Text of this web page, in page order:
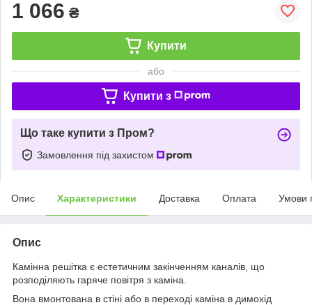
1 066 ₴
Купити
або
Купити з
Що таке купити з Пром?
Замовлення під захистом
Опис Характеристики Доставка Оплата Умови
Опис
Камінна решітка є естетичним закінченням каналів, що
розподіляють гаряче повітря з каміна.
Вона вмонтована в стіні або в переході каміна в димохід